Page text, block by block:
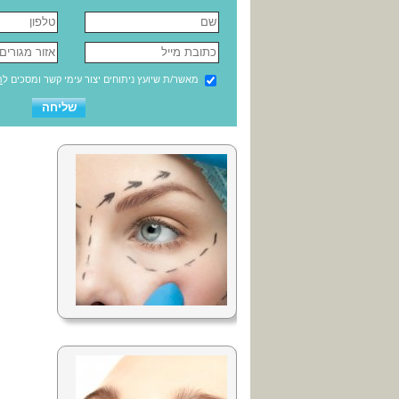
מאשר/ת שיועץ ניתוחים יצור עימי קשר ומסכים ל